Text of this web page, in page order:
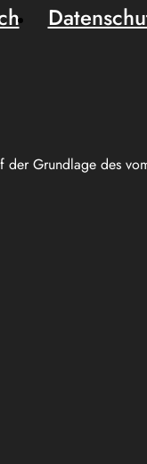
Grundlage des